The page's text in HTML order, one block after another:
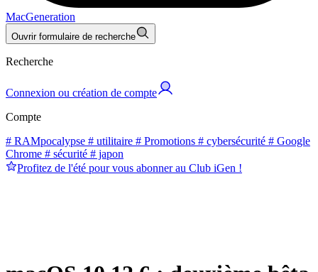
MacGeneration
Ouvrir formulaire de recherche
Recherche
Connexion ou création de compte
Compte
# RAMpocalypse # utilitaire # Promotions # cybersécurité # Google
Chrome # sécurité # japon
Profitez de l'été pour vous abonner au Club iGen !